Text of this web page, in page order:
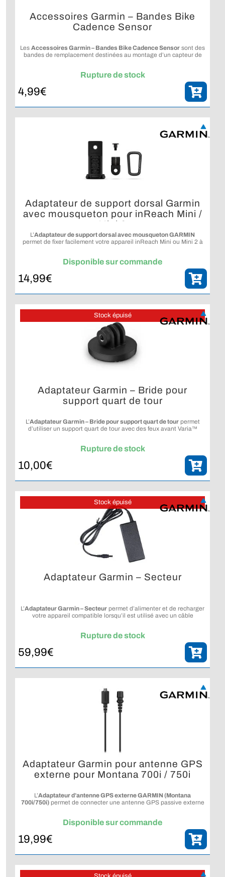
Accessoires Garmin – Bandes Bike
Cadence Sensor
Les Accessoires Garmin – Bandes Bike Cadence Sensor sont des
bandes de remplacement destinées au montage d’un capteur de
Rupture de stock
4,99€
Adaptateur de support dorsal Garmin
avec mousqueton pour inReach Mini /
Mini 2
L’Adaptateur de support dorsal avec mousqueton GARMIN
permet de fixer facilement votre appareil inReach Mini ou Mini 2 à
Disponible sur commande
14,99€
Stock épuisé
Adaptateur Garmin – Bride pour
support quart de tour
L’Adaptateur Garmin – Bride pour support quart de tourpermet
d’utiliser un support quart de tour avec des feux avant Varia™
Rupture de stock
10,00€
Stock épuisé
Adaptateur Garmin – Secteur
L’Adaptateur Garmin – Secteur permet d’alimenter et de recharger
votre appareil compatible lorsqu’il est utilisé avec un câble
Rupture de stock
59,99€
Adaptateur Garmin pour antenne GPS
externe pour Montana 700i / 750i
L’Adaptateur d’antenne GPS externe GARMIN (Montana
700i/750i)permet de connecter une antenne GPS passive externe
Disponible sur commande
19,99€